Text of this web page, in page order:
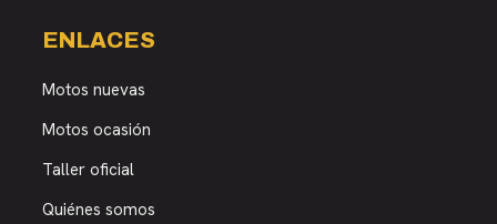
ENLACES
Motos nuevas
Motos ocasión
Taller oficial
Quiénes somos